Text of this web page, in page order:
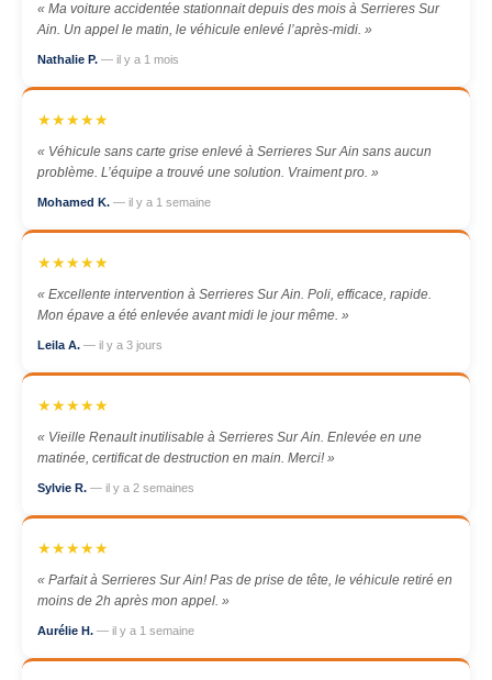
« Ma voiture accidentée stationnait depuis des mois à Serrieres Sur
Ain. Un appel le matin, le véhicule enlevé l’après-midi. »
Nathalie P. — il y a 1 mois
★★★★★
« Véhicule sans carte grise enlevé à Serrieres Sur Ain sans aucun
problème. L’équipe a trouvé une solution. Vraiment pro. »
Mohamed K. — il y a 1 semaine
★★★★★
« Excellente intervention à Serrieres Sur Ain. Poli, efficace, rapide.
Mon épave a été enlevée avant midi le jour même. »
Leila A. — il y a 3 jours
★★★★★
« Vieille Renault inutilisable à Serrieres Sur Ain. Enlevée en une
matinée, certificat de destruction en main. Merci! »
Sylvie R. — il y a 2 semaines
★★★★★
« Parfait à Serrieres Sur Ain! Pas de prise de tête, le véhicule retiré en
moins de 2h après mon appel. »
Aurélie H. — il y a 1 semaine